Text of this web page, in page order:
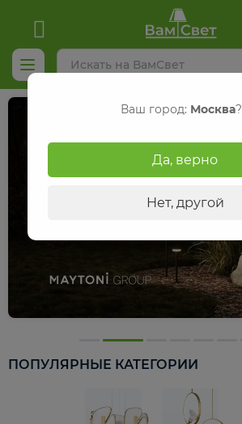
ПОПУЛЯРНЫЕ КАТЕГОРИИ
Ваш город: Москва?
Да, верно
Нет, другой